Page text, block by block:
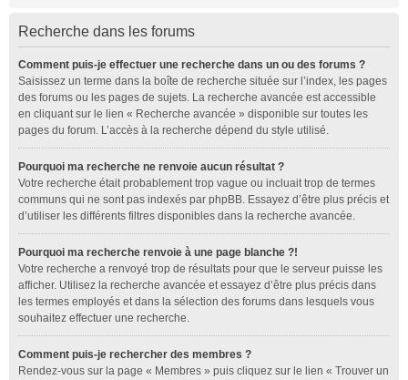
Recherche dans les forums
Comment puis-je effectuer une recherche dans un ou des forums ?
Saisissez un terme dans la boîte de recherche située sur l’index, les pages
des forums ou les pages de sujets. La recherche avancée est accessible
en cliquant sur le lien « Recherche avancée » disponible sur toutes les
pages du forum. L’accès à la recherche dépend du style utilisé.
Pourquoi ma recherche ne renvoie aucun résultat ?
Votre recherche était probablement trop vague ou incluait trop de termes
communs qui ne sont pas indexés par phpBB. Essayez d’être plus précis et
d’utiliser les différents filtres disponibles dans la recherche avancée.
Pourquoi ma recherche renvoie à une page blanche ?!
Votre recherche a renvoyé trop de résultats pour que le serveur puisse les
afficher. Utilisez la recherche avancée et essayez d’être plus précis dans
les termes employés et dans la sélection des forums dans lesquels vous
souhaitez effectuer une recherche.
Comment puis-je rechercher des membres ?
Rendez-vous sur la page « Membres » puis cliquez sur le lien « Trouver un